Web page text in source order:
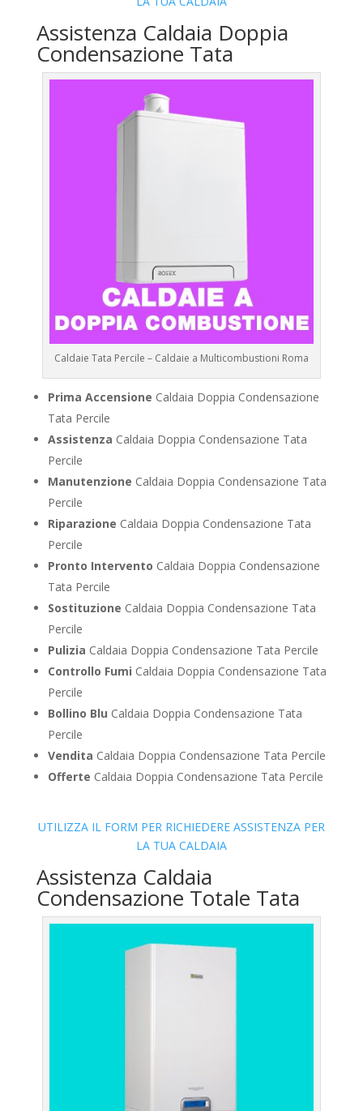
Assistenza Caldaia Doppia
Condensazione Tata
Caldaie Tata Percile – Caldaie a Multicombustioni Roma
Prima Accensione Caldaia Doppia Condensazione
Tata Percile
Assistenza Caldaia Doppia Condensazione Tata
Percile
Manutenzione Caldaia Doppia Condensazione Tata
Percile
Riparazione Caldaia Doppia Condensazione Tata
Percile
Pronto Intervento Caldaia Doppia Condensazione
Tata Percile
Sostituzione Caldaia Doppia Condensazione Tata
Percile
Pulizia Caldaia Doppia Condensazione Tata Percile
Controllo Fumi Caldaia Doppia Condensazione Tata
Percile
Bollino Blu Caldaia Doppia Condensazione Tata
Percile
Vendita Caldaia Doppia Condensazione Tata Percile
Offerte Caldaia Doppia Condensazione Tata Percile
UTILIZZA IL FORM PER RICHIEDERE ASSISTENZA PER
LA TUA CALDAIA
Assistenza Caldaia
Condensazione Totale Tata